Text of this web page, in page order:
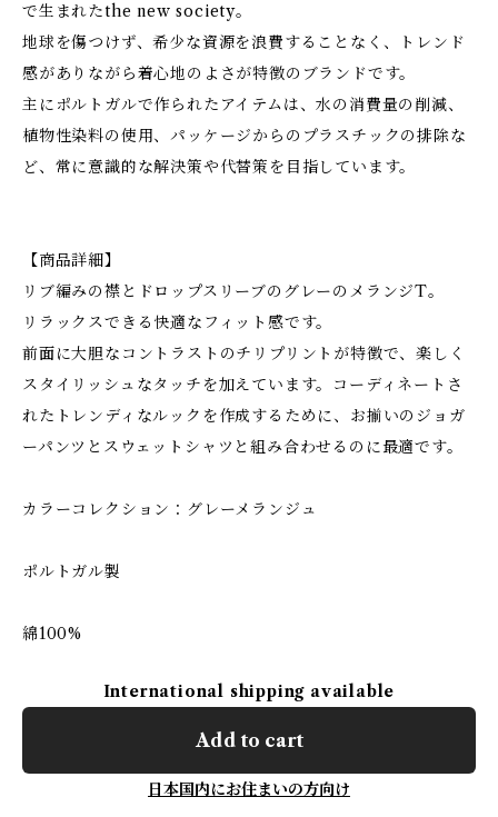
で生まれたthe new society。
地球を傷つけず、希少な資源を浪費することなく、トレンド
感がありながら着心地のよさが特徴のブランドです。
主にポルトガルで作られたアイテムは、水の消費量の削減、
植物性染料の使用、パッケージからのプラスチックの排除な
ど、常に意識的な解決策や代替策を目指しています。
【商品詳細】
リブ編みの襟とドロップスリーブのグレーのメランジT。
リラックスできる快適なフィット感です。
前面に大胆なコントラストのチリプリントが特徴で、楽しく
スタイリッシュなタッチを加えています。コーディネートさ
れたトレンディなルックを作成するために、お揃いのジョガ
ーパンツとスウェットシャツと組み合わせるのに最適です。
カラーコレクション：グレーメランジュ
ポルトガル製
綿100%
International shipping available
Add to cart
日本国内にお住まいの方向け